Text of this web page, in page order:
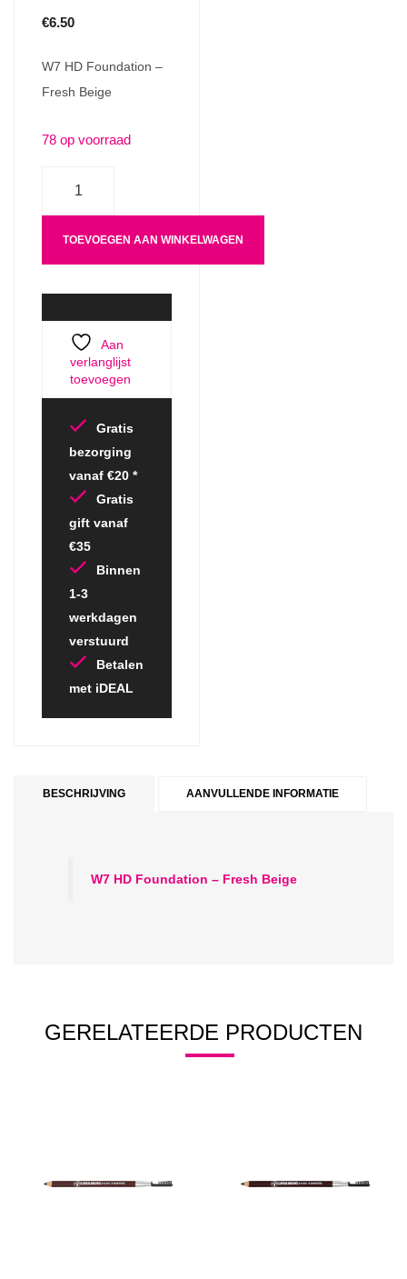
€6.50
W7 HD Foundation –
Fresh Beige
78 op voorraad
TOEVOEGEN AAN WINKELWAGEN
Aan
verlanglijst
toevoegen
Gratis
bezorging
vanaf €20 *
Gratis
gift vanaf
€35
Binnen
1-3
werkdagen
verstuurd
Betalen
met iDEAL
BESCHRIJVING AANVULLENDE INFORMATIE
W7 HD Foundation – Fresh Beige
GERELATEERDE PRODUCTEN